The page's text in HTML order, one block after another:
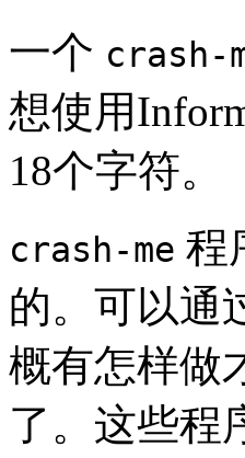
一个 crash-
想使用
18个字符。
crash-me 程
的。可以通
概有怎样做
了。这些程